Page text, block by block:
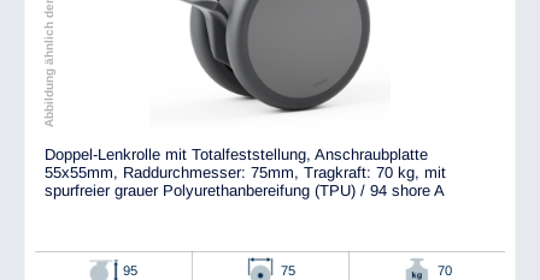
Doppel-Lenkrolle mit Totalfeststellung, Anschraubplatte
55x55mm, Raddurchmesser: 75mm, Tragkraft: 70 kg, mit
spurfreier grauer Polyurethanbereifung (TPU) / 94 shore A
95 75 70